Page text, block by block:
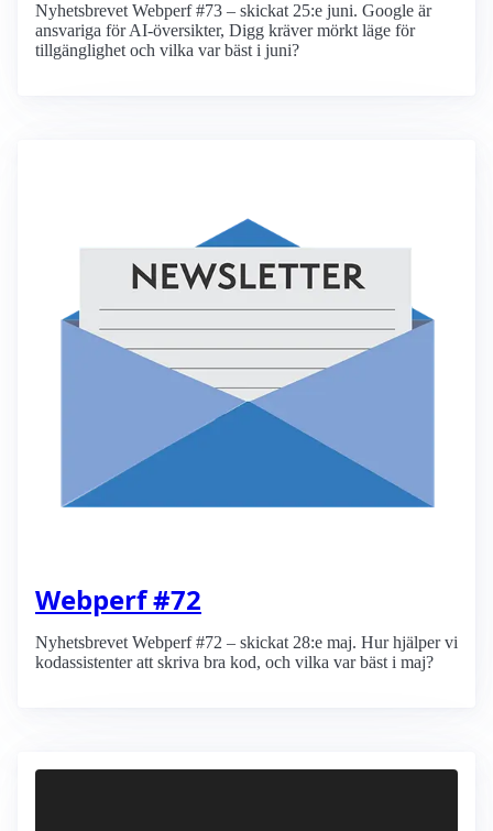
Nyhetsbrevet Webperf #73 – skickat 25:e juni. Google är
ansvariga för AI-översikter, Digg kräver mörkt läge för
tillgänglighet och vilka var bäst i juni?
Webperf #72
Nyhetsbrevet Webperf #72 – skickat 28:e maj. Hur hjälper vi
kodassistenter att skriva bra kod, och vilka var bäst i maj?